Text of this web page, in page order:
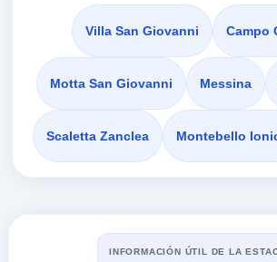
a 0.52 Km
Via Ibico Snc
REGGIO DI CALABRIA,
89123
Stazione di
a 0.64 Km
Via Manfroce 7
Villa San Giovanni Campo
Motta San Giovanni Messina
Scaletta Zanclea Montebello
INFORMACIÓN ÚTIL DE LA